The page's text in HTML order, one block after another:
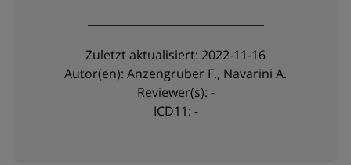
Zuletzt aktualisiert: 2022-11-16
Autor(en): Anzengruber F., Navarini A.
Reviewer(s): -
ICD11: -